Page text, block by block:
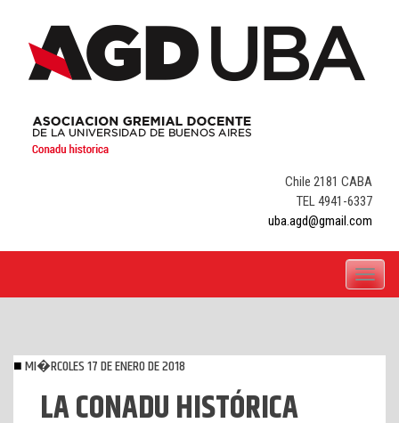
content
Chile 2181 CABA
TEL 4941-6337
uba.agd@gmail.com
Toggle
MI�RCOLES 17 DE ENERO DE 2018
LA CONADU HISTÓRICA